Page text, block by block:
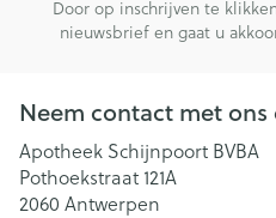
Door op inschrijven te
nieuwsbrief en gaat u
Neem contact met ons
Apotheek Schijnpoort BVBA
Pothoekstraat 121A
2060 Antwerpen